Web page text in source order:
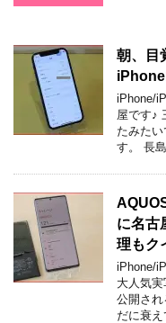
朝、目
iPhone/
屋です♪
たみた
す。 長
に名古
理もク
iPhone/
大人気
公開さ
だに衰